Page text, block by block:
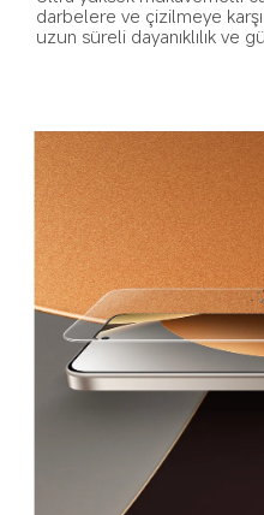
darbelere ve çizilmeye
uzun süreli dayanıklılık ve